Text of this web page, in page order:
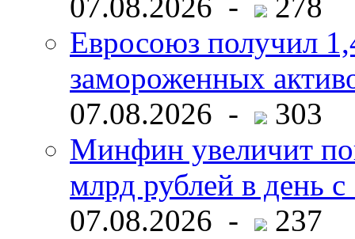
07.08.2026 -
278
Евросоюз получил
замороженных
07.08.2026 -
303
Минфин увеличит
млрд рублей в день с
07.08.2026 -
237